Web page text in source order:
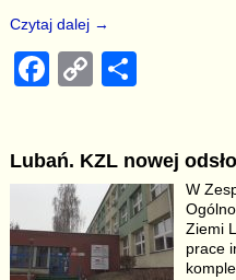
Czytaj dalej →
F
e
b
o
C
y
Li
n
e
Lubań. KZL nowej
W
Ziemi
prace